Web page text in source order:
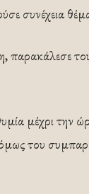
συνέχεια
παρακάλεσε
μέχρι την
του